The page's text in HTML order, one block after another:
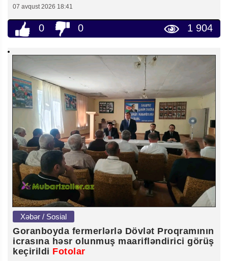
07 avqust 2026 18:41
0 0 1 904
Xəbər / Sosial
Goranboyda fermerlərlə Dövlət Proqramının
icrasına həsr olunmuş maarifləndirici görüş
keçirildi Fotolar